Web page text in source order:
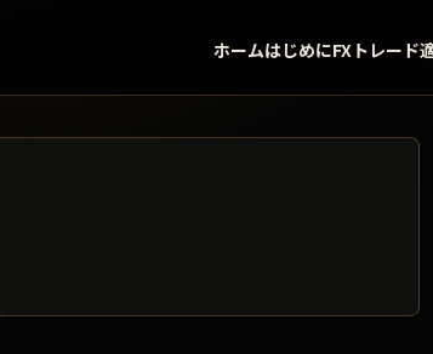
ホームはじめにFXトレード